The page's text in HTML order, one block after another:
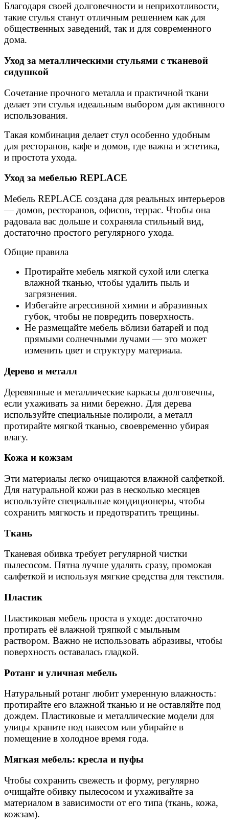
Благодаря своей долговечности и неприхотливости,
такие стулья станут отличным решением как для
общественных заведений, так и для современного
дома.
Уход за металлическими стульями с тканевой
сидушкой
Сочетание прочного металла и практичной ткани
делает эти стулья идеальным выбором для активного
использования.
Такая комбинация делает стул особенно удобным
для ресторанов, кафе и домов, где важна и эстетика,
и простота ухода.
Уход за мебелью REPLACE
Мебель REPLACE создана для реальных интерьеров
— домов, ресторанов, офисов, террас. Чтобы она
радовала вас дольше и сохраняла стильный вид,
достаточно простого регулярного ухода.
Общие правила
Протирайте мебель мягкой сухой или слегка
влажной тканью, чтобы удалить пыль и
загрязнения.
Избегайте агрессивной химии и абразивных
губок, чтобы не повредить поверхность.
Не размещайте мебель вблизи батарей и под
прямыми солнечными лучами — это может
изменить цвет и структуру материала.
Дерево и металл
Деревянные и металлические каркасы долговечны,
если ухаживать за ними бережно. Для дерева
используйте специальные полироли, а металл
протирайте мягкой тканью, своевременно убирая
влагу.
Кожа и кожзам
Эти материалы легко очищаются влажной салфеткой.
Для натуральной кожи раз в несколько месяцев
используйте специальные кондиционеры, чтобы
сохранить мягкость и предотвратить трещины.
Ткань
Тканевая обивка требует регулярной чистки
пылесосом. Пятна лучше удалять сразу, промокая
салфеткой и используя мягкие средства для текстиля.
Пластик
Пластиковая мебель проста в уходе: достаточно
протирать её влажной тряпкой с мыльным
раствором. Важно не использовать абразивы, чтобы
поверхность оставалась гладкой.
Ротанг и уличная мебель
Натуральный ротанг любит умеренную влажность:
протирайте его влажной тканью и не оставляйте под
дождем. Пластиковые и металлические модели для
улицы храните под навесом или убирайте в
помещение в холодное время года.
Мягкая мебель: кресла и пуфы
Чтобы сохранить свежесть и форму, регулярно
очищайте обивку пылесосом и ухаживайте за
материалом в зависимости от его типа (ткань, кожа,
кожзам).